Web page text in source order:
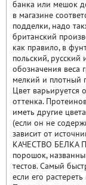
банка или мешок
в магазине
подделки, надо
британский
как правило, в
польский, русский
обозначения веса
мелкий и плотный
Цвет варьируется
оттенка.
иметь другие
(если он не
зависит от
КАЧЕСТВО БЕЛКА
порошок,
тестов. Самый
если его